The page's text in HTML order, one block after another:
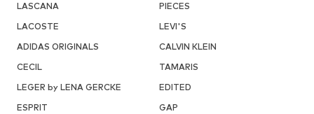
LASCANA
PIECES
LACOSTE
LEVI'S
ADIDAS ORIGINALS
CALVIN KLEIN
CECIL
TAMARIS
LEGER by LENA GERCKE
EDITED
ESPRIT
GAP